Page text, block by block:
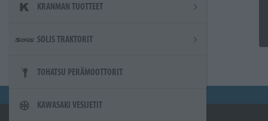
KRANMAN TUOTTEET
SOLIS TRAKTORIT
TOHATSU PERÄMOOTTORIT
KAWASAKI VESIJETIT